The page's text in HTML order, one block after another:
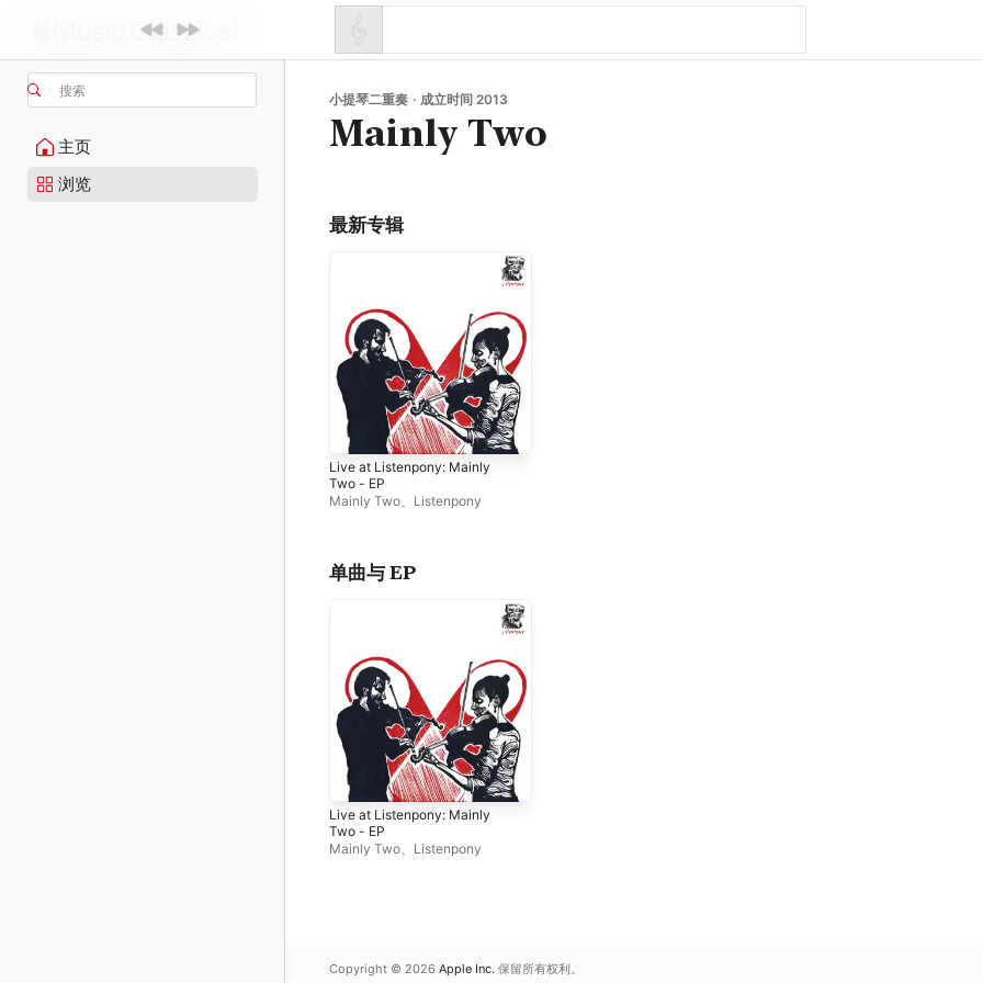
搜索
主页
浏览
小提琴二重奏 · 成立时间 2013
Mainly Two
最新专辑
Live at Listenpony: Mainly
Two - EP
Mainly Two
Listenpony
单曲与 EP
Live at Listenpony: Mainly
Two - EP
Mainly Two
Listenpony
Copyright © 2026 Apple Inc. 保留所有权利。